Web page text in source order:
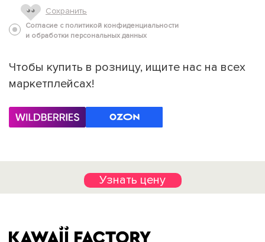
Сохранить
Согласие с политикой конфиденциальности
и обработки персональных данных
Чтобы купить в розницу, ищите нас на всех
маркетплейсах!
Узнать цену